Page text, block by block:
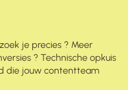
je precies ? Meer
? Technische opkuis
die jouw contentteam